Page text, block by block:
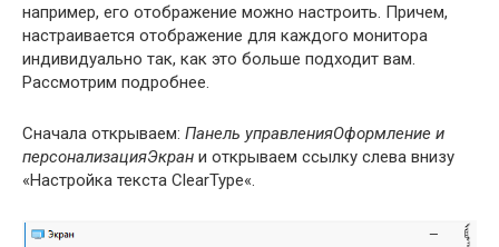
например, его отображение можно настроить. Причем,
настраивается отображение для каждого монитора
индивидуально так, как это больше подходит вам.
Рассмотрим подробнее.
Сначала открываем: Панель управленияОформление и
персонализацияЭкран и открываем ссылку слева внизу
«Настройка текста ClearType«.